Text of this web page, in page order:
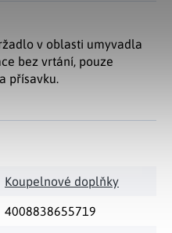
v oblasti umyvadla
bez vrtání, pouze
přísavku.
Koupelnové doplňky
4008838655719